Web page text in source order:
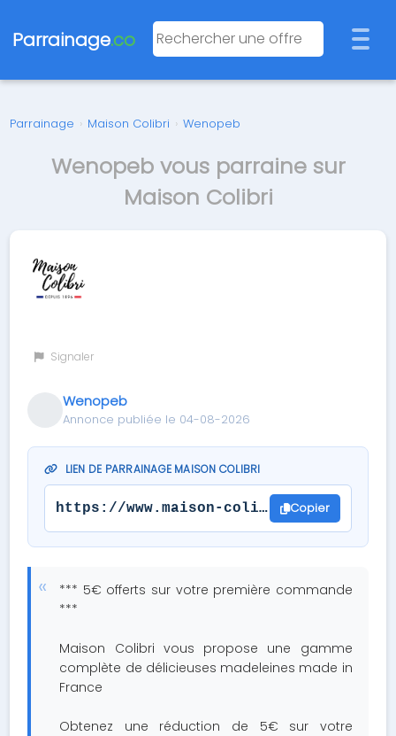
Parrainage.co
Parrainage › Maison Colibri › Wenopeb
Wenopeb vous parraine sur
Maison Colibri
Signaler
Wenopeb
Annonce publiée le 04-08-2026
LIEN DE PARRAINAGE MAISON COLIBRI
https://www.maison-colibri.com/fr/
Copier
*** 5€ offerts sur votre première commande
***
Maison Colibri vous propose une gamme
complète de délicieuses madeleines made in
France
Obtenez une réduction de 5€ sur votre